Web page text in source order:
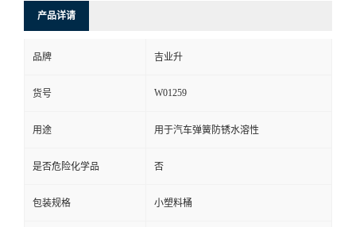
产品详请
品牌 吉业升
货号 W01259
用途 用于汽车弹簧防锈水溶性
是否危险化学品 否
包装规格 小塑料桶